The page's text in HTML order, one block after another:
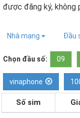
được đăng ký, không
Nhà mạng Đầu
Chọn đầu số: 09
vinaphone
Số sim